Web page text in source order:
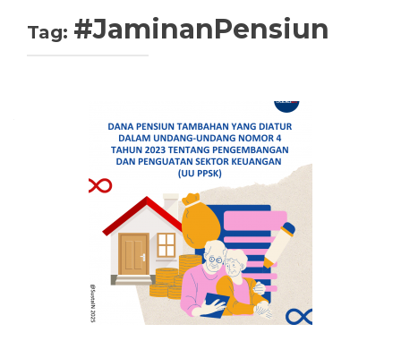
Tag: #JaminanPensiun